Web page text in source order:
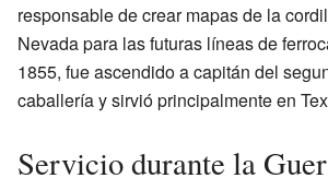
responsable de crear mapas de la
Nevada para las futuras líneas de
1855, fue ascendido a capitán del
caballería y sirvió principalmente en
Servicio durante la